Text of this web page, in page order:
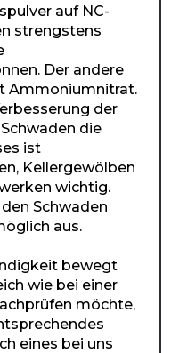
auf NC-
strengstens
Der andere
Ammoniumnitrat.
der
die
ist
Kellergewölben
wichtig.
Schwaden
aus.
bewegt
wie bei einer
möchte,
eines bei uns